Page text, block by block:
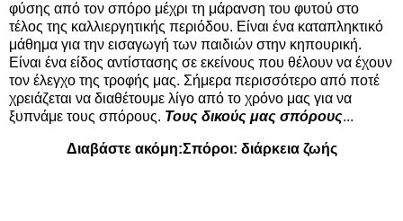
φύσης από τον σπόρο μέχρι τη μάρανση του φυτού στο
τέλος της καλλιεργητικής περιόδου. Είναι ένα καταπληκτικό
μάθημα για την εισαγωγή των παιδιών στην κηπουρική.
Είναι ένα είδος αντίστασης σε εκείνους που θέλουν να έχουν
τον έλεγχο της τροφής μας. Σήμερα περισσότερο από ποτέ
χρειάζεται να διαθέτουμε λίγο από το χρόνο μας για να
ξυπνάμε τους σπόρους. Τους δικούς μας σπόρους...
Διαβάστε ακόμη:Σπόροι: διάρκεια ζωής